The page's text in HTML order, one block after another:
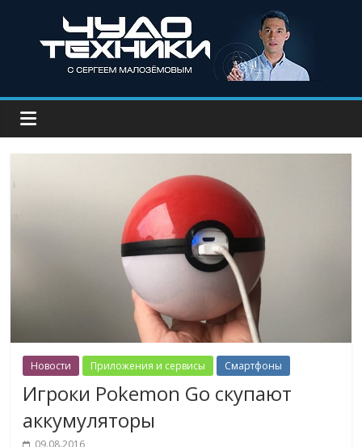
Новости Приложения и сервисы Смартфоны
Игроки Pokemon Go скупают
аккумуляторы